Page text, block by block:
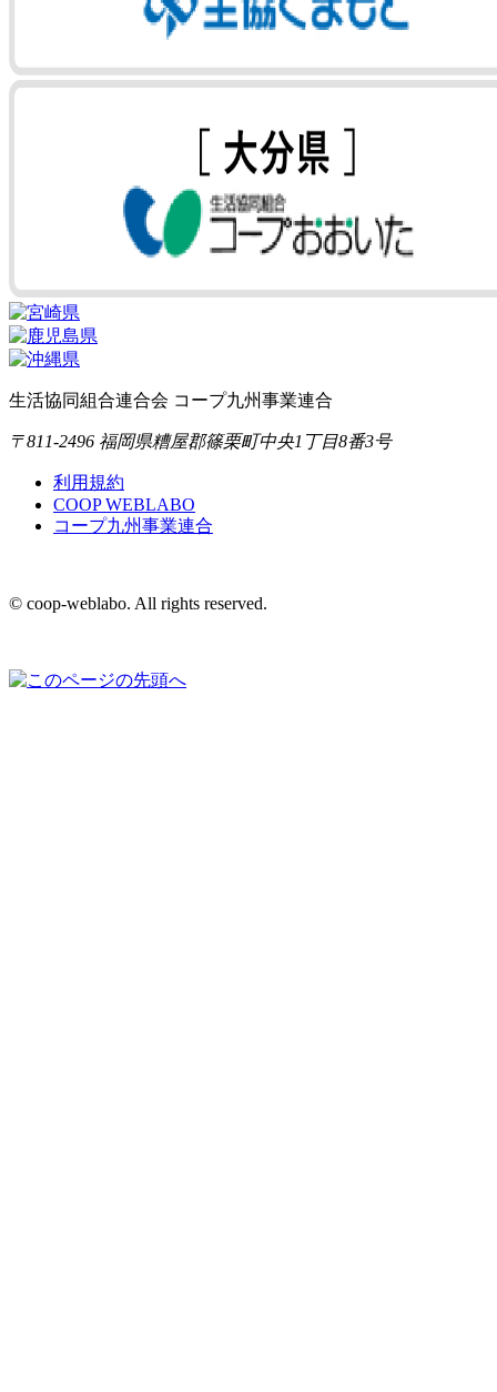
生活協同組合連合会 コープ九州事業連合
〒811-2496 福岡県糟屋郡篠栗町中央1丁目8番3号
利用規約
COOP WEBLABO
コープ九州事業連合
© coop-weblabo. All rights reserved.